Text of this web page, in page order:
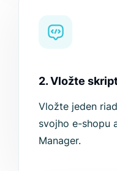
2. Vložte
Vložte jeden
svojho e-shopu
Manager.